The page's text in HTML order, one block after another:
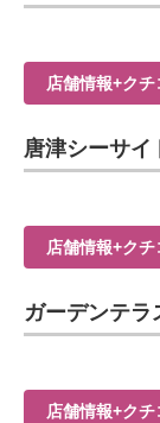
店舗情報+ク
唐津シーサイ
店舗情報+ク
ガーデンテラ
店舗情報+ク